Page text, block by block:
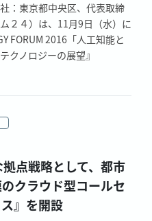
：東京都中央区、代表取締
２４）は、11月9日（水）に
FORUM 2016「人工知能と
クノロジーの展望』
点戦略として、都市
クラウド型コールセ
』を開設